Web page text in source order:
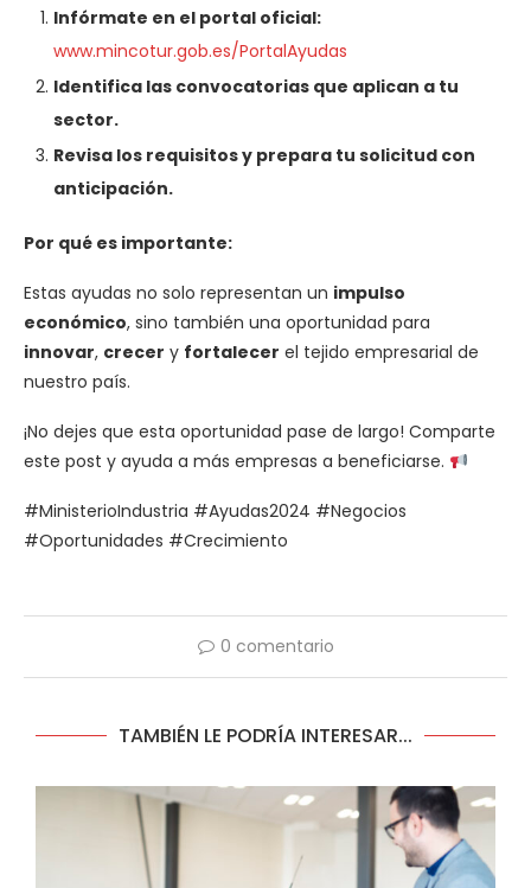
Infórmate en el portal oficial:
www.mincotur.gob.es/PortalAyudas
Identifica las convocatorias que aplican a tu
sector.
Revisa los requisitos y prepara tu solicitud con
anticipación.
Por qué es importante:
Estas ayudas no solo representan un impulso
económico, sino también una oportunidad para
innovar, crecer y fortalecer el tejido empresarial de
nuestro país.
¡No dejes que esta oportunidad pase de largo! Comparte
este post y ayuda a más empresas a beneficiarse.
#MinisterioIndustria #Ayudas2024 #Negocios
#Oportunidades #Crecimiento
0 comentario
TAMBIÉN LE PODRÍA INTERESAR...